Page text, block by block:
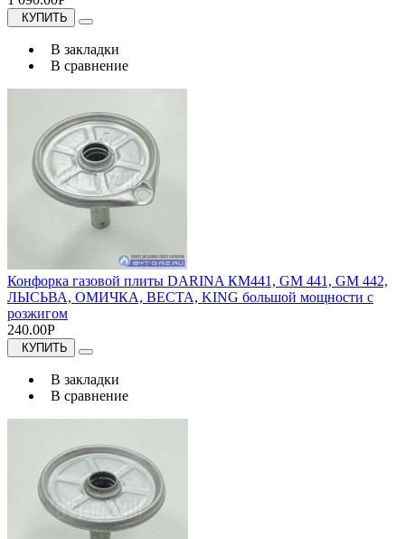
КУПИТЬ
В закладки
В сравнение
Конфорка газовой плиты DARINA КМ441, GM 441, GM 442,
ЛЫСЬВА, ОМИЧКА, ВЕСТА, KING большой мощности с
розжигом
240.00Р
КУПИТЬ
В закладки
В сравнение